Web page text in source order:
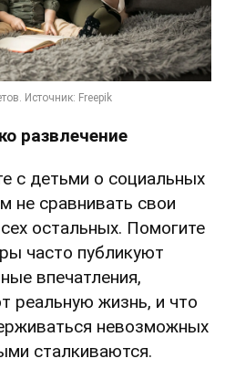
развлечение
с детьми о социальных
не сравнивать свои
остальных. Помогите
часто публикуют
впечатления,
реальную жизнь, и что
невозможных
сталкиваются.